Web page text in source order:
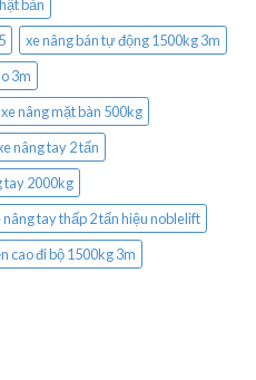
bản
xe nâng bán tự động 1500kg 3m
3m
xe nâng mặt bàn 500kg
nâng tay 2 tấn
tay 2000kg
nâng tay thấp 2 tấn hiệu noblelift
cao đi bộ 1500kg 3m